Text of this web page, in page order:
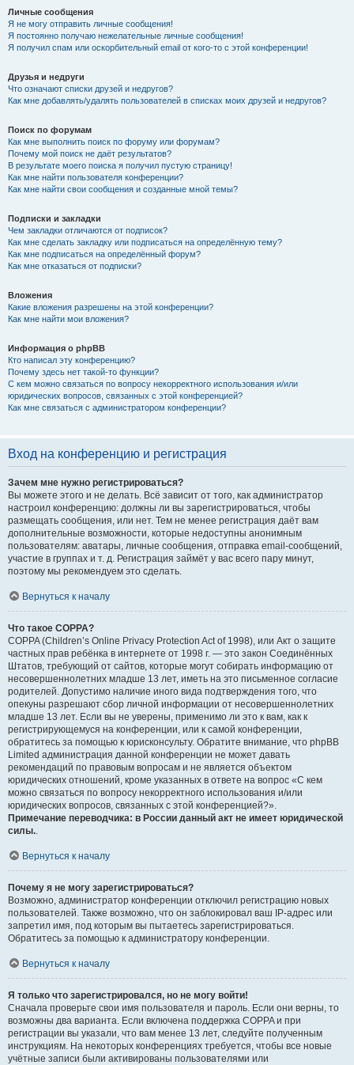
Личные сообщения
Я не могу отправить личные сообщения!
Я постоянно получаю нежелательные личные сообщения!
Я получил спам или оскорбительный email от кого-то с этой конференции!
Друзья и недруги
Что означают списки друзей и недругов?
Как мне добавлять/удалять пользователей в списках моих друзей и недругов?
Поиск по форумам
Как мне выполнить поиск по форуму или форумам?
Почему мой поиск не даёт результатов?
В результате моего поиска я получил пустую страницу!
Как мне найти пользователя конференции?
Как мне найти свои сообщения и созданные мной темы?
Подписки и закладки
Чем закладки отличаются от подписок?
Как мне сделать закладку или подписаться на определённую тему?
Как мне подписаться на определённый форум?
Как мне отказаться от подписки?
Вложения
Какие вложения разрешены на этой конференции?
Как мне найти мои вложения?
Информация о phpBB
Кто написал эту конференцию?
Почему здесь нет такой-то функции?
С кем можно связаться по вопросу некорректного использования и/или
юридических вопросов, связанных с этой конференцией?
Как мне связаться с администратором конференции?
Вход на конференцию и регистрация
Зачем мне нужно регистрироваться?
Вы можете этого и не делать. Всё зависит от того, как администратор
настроил конференцию: должны ли вы зарегистрироваться, чтобы
размещать сообщения, или нет. Тем не менее регистрация даёт вам
дополнительные возможности, которые недоступны анонимным
пользователям: аватары, личные сообщения, отправка email-сообщений,
участие в группах и т. д. Регистрация займёт у вас всего пару минут,
поэтому мы рекомендуем это сделать.
Вернуться к началу
Что такое COPPA?
COPPA (Children’s Online Privacy Protection Act of 1998), или Акт о защите
частных прав ребёнка в интернете от 1998 г. — это закон Соединённых
Штатов, требующий от сайтов, которые могут собирать информацию от
несовершеннолетних младше 13 лет, иметь на это письменное согласие
родителей. Допустимо наличие иного вида подтверждения того, что
опекуны разрешают сбор личной информации от несовершеннолетних
младше 13 лет. Если вы не уверены, применимо ли это к вам, как к
регистрирующемуся на конференции, или к самой конференции,
обратитесь за помощью к юрисконсульту. Обратите внимание, что phpBB
Limited администрация данной конференции не может давать
рекомендаций по правовым вопросам и не является объектом
юридических отношений, кроме указанных в ответе на вопрос «С кем
можно связаться по вопросу некорректного использования и/или
юридических вопросов, связанных с этой конференцией?».
Примечание переводчика: в России данный акт не имеет юридической
силы..
Вернуться к началу
Почему я не могу зарегистрироваться?
Возможно, администратор конференции отключил регистрацию новых
пользователей. Также возможно, что он заблокировал ваш IP-адрес или
запретил имя, под которым вы пытаетесь зарегистрироваться.
Обратитесь за помощью к администратору конференции.
Вернуться к началу
Я только что зарегистрировался, но не могу войти!
Сначала проверьте свои имя пользователя и пароль. Если они верны, то
возможны два варианта. Если включена поддержка COPPA и при
регистрации вы указали, что вам менее 13 лет, следуйте полученным
инструкциям. На некоторых конференциях требуется, чтобы все новые
учётные записи были активированы пользователями или